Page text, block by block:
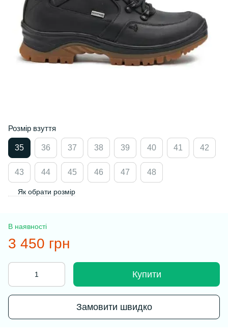
Розмір взуття
35 36 37 38 39 40 41 42
43 44 45 46 47 48
Як обрати розмір
В наявності
3 450 грн
Купити
Замовити швидко